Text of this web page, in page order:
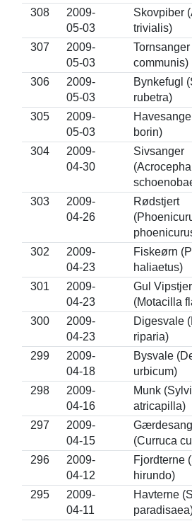
308
2009-
05-03
Skovpiber
trivialis)
307
2009-
05-03
communis)
306
2009-
05-03
Bynkefugl
rubetra)
305
2009-
05-03
borin)
304
2009-
04-30
Sivsanger
303
2009-
04-26
Rødstjert
302
2009-
04-23
Fiskeørn
haliaetus)
301
2009-
04-23
Gul
(Motacilla
300
2009-
04-23
Digesvale
riparia)
299
2009-
04-18
Bysvale
urbicum)
298
2009-
04-16
Munk
atricapilla)
297
2009-
04-15
(Curruca
296
2009-
04-12
Fjordterne
hirundo)
295
2009-
04-11
Havterne